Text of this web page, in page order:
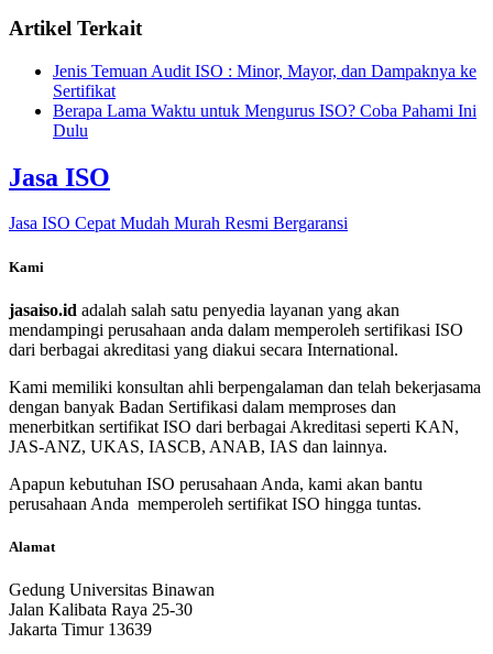
Artikel Terkait
Jenis Temuan Audit ISO : Minor, Mayor, dan Dampaknya ke
Sertifikat
Berapa Lama Waktu untuk Mengurus ISO? Coba Pahami Ini
Dulu
Jasa ISO
Jasa ISO Cepat Mudah Murah Resmi Bergaransi
Kami
jasaiso.id adalah salah satu penyedia layanan yang akan
mendampingi perusahaan anda dalam memperoleh sertifikasi ISO
dari berbagai akreditasi yang diakui secara International.
Kami memiliki konsultan ahli berpengalaman dan telah bekerjasama
dengan banyak Badan Sertifikasi dalam memproses dan
menerbitkan sertifikat ISO dari berbagai Akreditasi seperti KAN,
JAS-ANZ, UKAS, IASCB, ANAB, IAS dan lainnya.
Apapun kebutuhan ISO perusahaan Anda, kami akan bantu
perusahaan Anda memperoleh sertifikat ISO hingga tuntas.
Alamat
Gedung Universitas Binawan
Jalan Kalibata Raya 25-30
Jakarta Timur 13639